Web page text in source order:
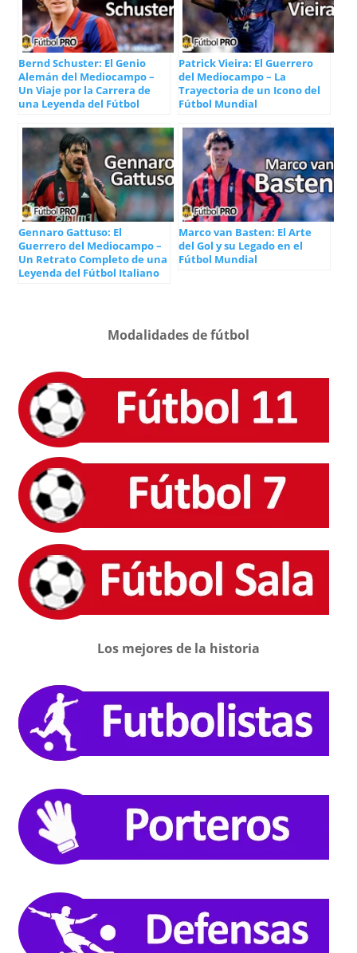
Bernd Schuster: El Genio
Alemán del Mediocampo –
Un Viaje por la Carrera de
una Leyenda del Fútbol
Patrick Vieira: El Guerrero
del Mediocampo – La
Trayectoria de un Icono del
Fútbol Mundial
Gennaro Gattuso: El
Guerrero del Mediocampo –
Un Retrato Completo de una
Leyenda del Fútbol Italiano
Marco van Basten: El Arte
del Gol y su Legado en el
Fútbol Mundial
Modalidades de fútbol
Los mejores de la historia